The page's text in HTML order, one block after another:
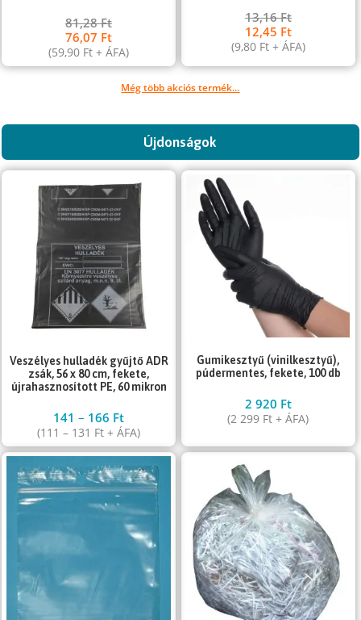
81,28Ft
76,07 Ft
(59,90 Ft + ÁFA)
13,16Ft
12,45 Ft
(9,80 Ft+ ÁFA)
Még több akciós termék...
Újdonságok
Veszélyes hulladék gyűjtő ADR
zsák, 56 x 80 cm, fekete,
újrahasznosított PE, 60 mikron
141– 166 Ft
(111– 131 Ft + ÁFA)
Gumikesztyű (vinilkesztyű),
púdermentes, fekete, 100 db
2 920 Ft
(2 299 Ft + ÁFA)